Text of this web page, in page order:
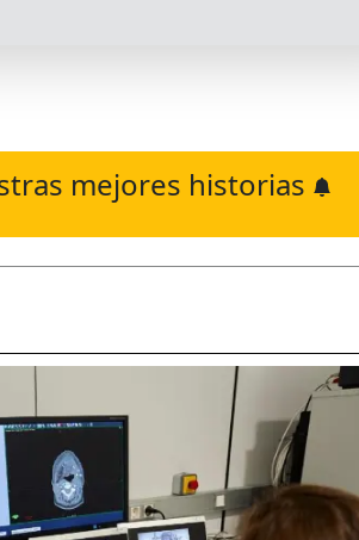
mejores historias